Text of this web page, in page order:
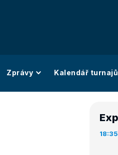
Zprávy Kalendář turnajů
18:35